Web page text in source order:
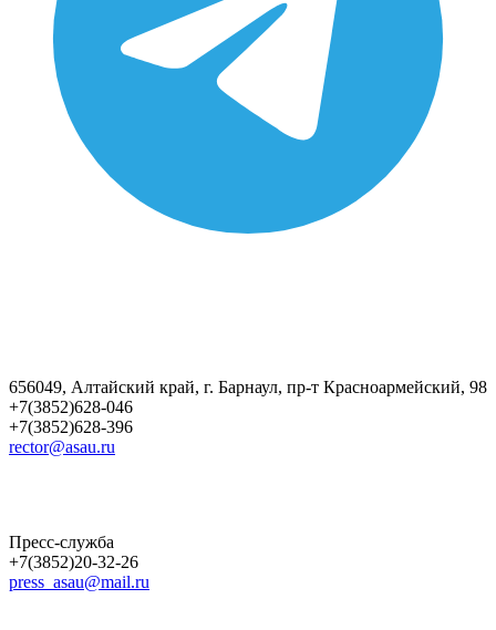
656049, Алтайский край, г. Барнаул, пр-т Красноармейский, 98
+7(3852)628-046
+7(3852)628-396
rector@asau.ru
Пресс-служба
+7(3852)20-32-26
press_asau@mail.ru